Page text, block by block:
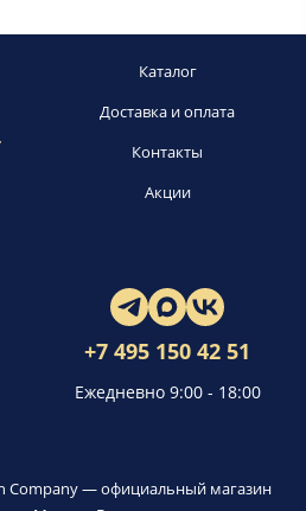
Каталог
Доставка и оплата
Контакты
Акции
+7 495 150 42 51
Ежедневно 9:00 - 18:00
Company — официальный магазин